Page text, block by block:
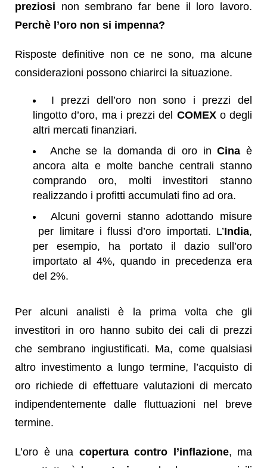
preziosi non sembrano far bene il loro lavoro.
Perchè l’oro non si impenna?
Risposte definitive non ce ne sono, ma alcune
considerazioni possono chiarirci la situazione.
I prezzi dell’oro non sono i prezzi del
lingotto d’oro, ma i prezzi del COMEXo degli
altri mercati finanziari.
Anche se la domanda di oro inCina è
ancora alta e molte banche centrali stanno
comprando oro, molti investitori stanno
realizzando i profitti accumulati fino ad ora.
Alcuni governi stanno adottando misure
per limitare i flussi d’oro importati. L’India,
per esempio, ha portato il dazio sull’oro
importato al 4%, quando in precedenza era
del 2%.
Per alcuni analisti è la prima volta che gli
investitori in oro hanno subito dei cali di prezzi
che sembrano ingiustificati. Ma, come qualsiasi
altro investimento a lungo termine, l’acquisto di
oro richiede di effettuare valutazioni di mercato
indipendentemente dalle fluttuazioni nel breve
termine.
L’oro è una copertura contro l’inflazione, ma